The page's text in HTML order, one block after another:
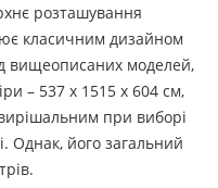
розташування
класичним дизайном
вищеописаних моделей,
– 537 x 1515 x 604 см,
при виборі
Однак, його загальний